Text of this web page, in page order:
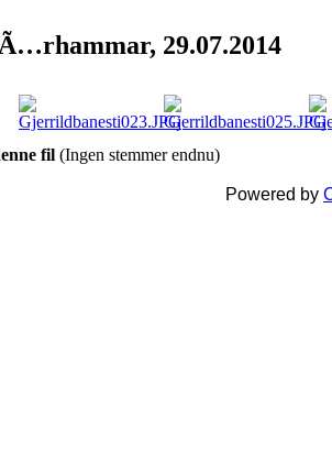
29.07.2014
fil (Ingen stemmer endnu)
Powered by